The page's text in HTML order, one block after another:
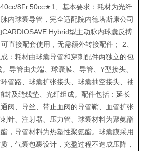
8Fr.50cc★1、基本要求：耗材为光纤
内球囊导管，完全适配院内德塔斯康公司
CARDIOSAVE Hybrid型主动脉内球囊反搏
直接配套使用，无需额外转接配件； 2、
：耗材由球囊导管和穿刺配件两独立的包
。导管由尖端、球囊膜、导管、Y型接头、
管路、球囊扩张接头、球囊抽空接头、袖
封及缝线垫、光纤组成。配件包括：延长
阀、导丝、带止血阀的导管鞘、血管扩张
针、注射器、压力管、球囊材料为聚氨酯
，导管材料为热塑性聚氨酯。球囊膜采用
，气囊包裹设计，充盈过程不造成压降，